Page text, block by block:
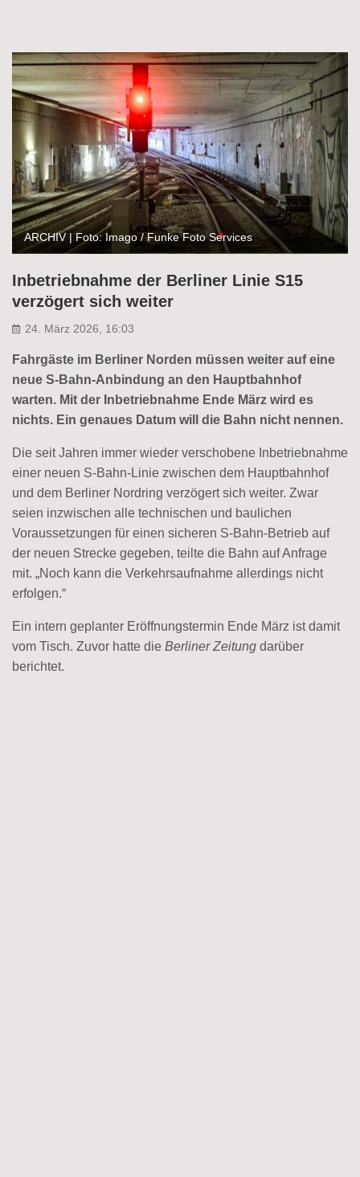
ARCHIV | Foto: Imago / Funke Foto Services
Inbetriebnahme der Berliner Linie S15
verzögert sich weiter
24. März 2026, 16:03
Fahrgäste im Berliner Norden müssen weiter auf eine
neue S-Bahn-Anbindung an den Hauptbahnhof
warten. Mit der Inbetriebnahme Ende März wird es
nichts. Ein genaues Datum will die Bahn nicht nennen.
Die seit Jahren immer wieder verschobene Inbetriebnahme
einer neuen S-Bahn-Linie zwischen dem Hauptbahnhof
und dem Berliner Nordring verzögert sich weiter. Zwar
seien inzwischen alle technischen und baulichen
Voraussetzungen für einen sicheren S-Bahn-Betrieb auf
der neuen Strecke gegeben, teilte die Bahn auf Anfrage
mit. „Noch kann die Verkehrsaufnahme allerdings nicht
erfolgen.“
Ein intern geplanter Eröffnungstermin Ende März ist damit
vom Tisch. Zuvor hatte die Berliner Zeitung darüber
berichtet.